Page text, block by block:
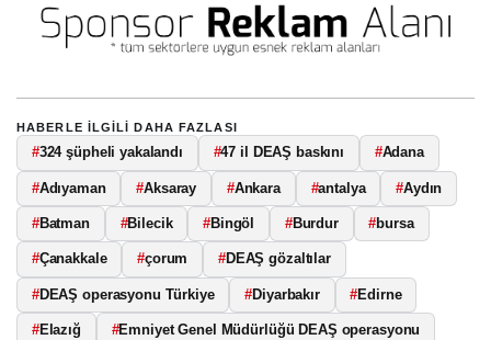
HABERLE ILGILI DAHA FAZLASI
#324 şüpheli yakalandı #47 il DEAŞ baskını #Adana
#Adıyaman #Aksaray #Ankara #antalya #Aydın
#Batman #Bilecik #Bingöl #Burdur #bursa
#Çanakkale #çorum #DEAŞ gözaltılar
#DEAŞ operasyonu Türkiye #Diyarbakır #Edirne
#Elazığ #Emniyet Genel Müdürlüğü DEAŞ operasyonu